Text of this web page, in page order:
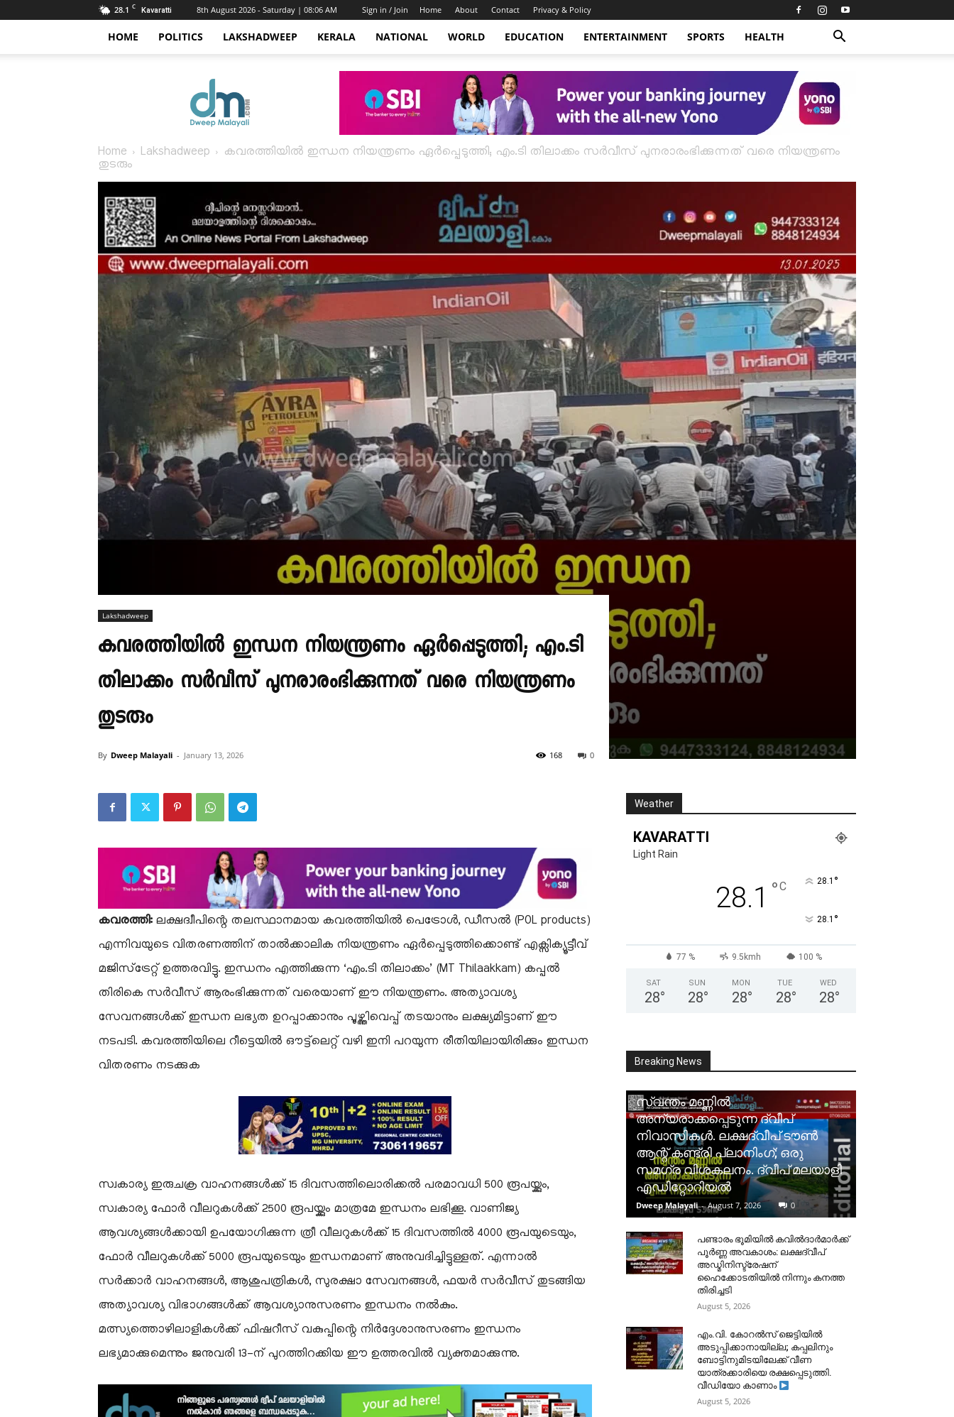
28.1 C Kavaratti 8th August 2026 - Saturday | 08:06 AM Sign in / Join Home About Contact Privacy & Policy
HOME POLITICS LAKSHADWEEP KERALA NATIONAL WORLD EDUCATION ENTERTAINMENT SPORTS HEALTH
Home Lakshadweep
കവരത്തിയിൽ ഇന്ധന നിയന്ത്രണം ഏർപ്പെടുത്തി; എം.ടി തിലാക്കം സർവീസ് പുനരാരംഭിക്കുന്നത് വരെ നിയന്ത്രണം
തുടരും
Lakshadweep
കവരത്തിയിൽ ഇന്ധന നിയന്ത്രണം ഏർപ്പെടുത്തി; എം.ടി
തിലാക്കം സർവീസ് പുനരാരംഭിക്കുന്നത് വരെ നിയന്ത്രണം
തുടരും
By Dweep Malayali - January 13, 2026 0
168
കവരത്തി:ലക്ഷദ്വീപിന്റെ തലസ്ഥാനമായ കവരത്തിയിൽ പെട്രോൾ, ഡീസൽ (POL products)
എന്നിവയുടെ വിതരണത്തിന് താൽക്കാലിക നിയന്ത്രണം ഏർപ്പെടുത്തിക്കൊണ്ട് എക്സിക്യൂട്ടീവ്
മജിസ്‌ട്രേറ്റ് ഉത്തരവിട്ടു. ഇന്ധനം എത്തിക്കുന്ന ‘എം.ടി തിലാക്കം’ (MT Thilaakkam) കപ്പൽ
തിരികെ സർവീസ് ആരംഭിക്കുന്നത് വരെയാണ് ഈ നിയന്ത്രണം. അത്യാവശ്യ
സേവനങ്ങൾക്ക് ഇന്ധന ലഭ്യത ഉറപ്പാക്കാനും പൂഴ്ത്തിവെപ്പ് തടയാനും ലക്ഷ്യമിട്ടാണ് ഈ
നടപടി. കവരത്തിയിലെ റീട്ടെയിൽ ഔട്ട്‌ലെറ്റ് വഴി ഇനി പറയുന്ന രീതിയിലായിരിക്കും ഇന്ധന
വിതരണം നടക്കുക
​സ്വകാര്യ ഇരുചക്ര വാഹനങ്ങൾക്ക് 15 ദിവസത്തിലൊരിക്കൽ പരമാവധി 500 രൂപയ്ക്കും,
സ്വകാര്യ ഫോർ വീലറുകൾക്ക് 2500 രൂപയ്ക്കും മാത്രമേ ഇന്ധനം ലഭിക്കൂ. വാണിജ്യ
ആവശ്യങ്ങൾക്കായി ഉപയോഗിക്കുന്ന ത്രീ വീലറുകൾക്ക് 15 ദിവസത്തിൽ 4000 രൂപയുടെയും,
ഫോർ വീലറുകൾക്ക് 5000 രൂപയുടെയും ഇന്ധനമാണ് അനുവദിച്ചിട്ടുള്ളത്. എന്നാൽ
സർക്കാർ വാഹനങ്ങൾ, ആശുപത്രികൾ, സുരക്ഷാ സേവനങ്ങൾ, ഫയർ സർവീസ് തുടങ്ങിയ
അത്യാവശ്യ വിഭാഗങ്ങൾക്ക് ആവശ്യാനുസരണം ഇന്ധനം നൽകും.
മത്സ്യത്തൊഴിലാളികൾക്ക് ഫിഷറീസ് വകുപ്പിന്റെ നിർദ്ദേശാനുസരണം ഇന്ധനം
ലഭ്യമാക്കുമെന്നും ജനുവരി 13-ന് പുറത്തിറക്കിയ ഈ ഉത്തരവിൽ വ്യക്തമാക്കുന്നു.
Weather
KAVARATTI
Light Rain
28.1 °C 28.1 °
28.1 °
77 % 9.5kmh 100 %
SAT
28°
SUN
28°
MON
28°
TUE
28°
WED
28°
Breaking News
സ്വന്തം മണ്ണിൽ
അന്യരാക്കപ്പെടുന്ന ദ്വീപ്
നിവാസികൾ. ലക്ഷദ്വീപ് ടൗൺ
ആന്റ് കണ്ട്രി പ്ലാനിംഗ്; ഒരു
സമഗ്ര വിശകലനം. ദ്വീപ് മലയാളി
എഡിറ്റോറിയൽ
Dweep Malayali - August 7, 2026 0
പണ്ടാരം ഭൂമിയിൽ കവിൽദാർമാർക്ക്
പൂർണ്ണ അവകാശം: ലക്ഷദ്വീപ്
അഡ്മിനിസ്ട്രേഷന്
ഹൈക്കോടതിയിൽ നിന്നും കനത്ത
തിരിച്ചടി
August 5, 2026
​എം.വി. കോറൽസ് ജെട്ടിയിൽ
അടുപ്പിക്കാനായില്ല; കപ്പലിനും
ബോട്ടിനുമിടയിലേക്ക് വീണ
യാത്രക്കാരിയെ രക്ഷപ്പെടുത്തി.
വീഡിയോ കാണാം
August 5, 2026